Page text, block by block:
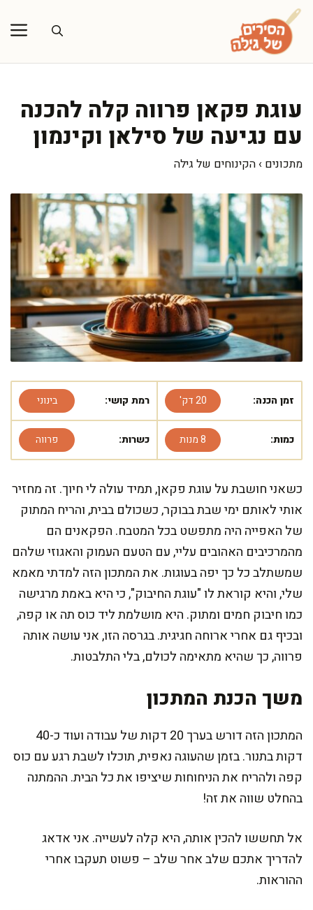
לדלג
לתוכן
עוגת פקאן פרווה קלה להכנה
עם נגיעה של סילאן וקינמון
מתכונים › הקינוחים של גילה
זמן הכנה: 20 דק' רמת קושי: בינוני
כמות: 8 מנות כשרות: פרווה
כשאני חושבת על עוגת פקאן, תמיד עולה לי חיוך. זה מחזיר
אותי לאותם ימי שבת בבוקר, כשכולם בבית, והריח המתוק
של האפייה היה מתפשט בכל המטבח. הפקאנים הם
מהמרכיבים האהובים עליי, עם הטעם העמוק והאגוזי שלהם
שמשתלב כל כך יפה בעוגות. את המתכון הזה למדתי מאמא
שלי, והיא קוראת לו "עוגת החיבוק", כי היא באמת מרגישה
כמו חיבוק חמים ומתוק. היא מושלמת ליד כוס תה או קפה,
ובכיף גם אחרי ארוחה חגיגית. בגרסה הזו, אני עושה אותה
פרווה, כך שהיא מתאימה לכולם, בלי התלבטות.
משך הכנת המתכון
המתכון הזה דורש בערך 20 דקות של עבודה ועוד כ-40
דקות בתנור. בזמן שהעוגה נאפית, תוכלו לשבת רגע עם כוס
קפה ולהריח את הניחוחות שיציפו את כל הבית. ההמתנה
בהחלט שווה את זה!
אל תחששו להכין אותה, היא קלה לעשייה. אני אדאג
להדריך אתכם שלב אחר שלב – פשוט תעקבו אחרי
ההוראות.